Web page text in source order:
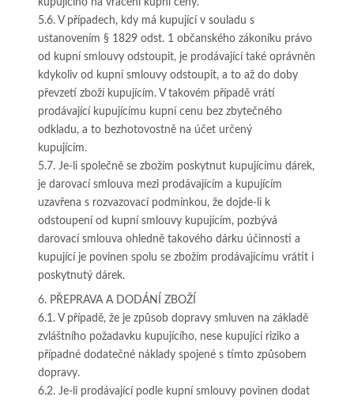
kupujícího na vrácení kupní ceny.
5.6. V případech, kdy má kupující v souladu s
ustanovením § 1829 odst. 1 občanského zákoníku právo
od kupní smlouvy odstoupit, je prodávající také oprávněn
kdykoliv od kupní smlouvy odstoupit, a to až do doby
převzetí zboží kupujícím. V takovém případě vrátí
prodávající kupujícímu kupní cenu bez zbytečného
odkladu, a to bezhotovostně na účet určený
kupujícím.
5.7. Je-li společně se zbožím poskytnut kupujícímu dárek,
je darovací smlouva mezi prodávajícím a kupujícím
uzavřena s rozvazovací podmínkou, že dojde-li k
odstoupení od kupní smlouvy kupujícím, pozbývá
darovací smlouva ohledně takového dárku účinnosti a
kupující je povinen spolu se zbožím prodávajícímu vrátit i
poskytnutý dárek.
6. PŘEPRAVA A DODÁNÍ ZBOŽÍ
6.1. V případě, že je způsob dopravy smluven na základě
zvláštního požadavku kupujícího, nese kupující riziko a
případné dodatečné náklady spojené s tímto způsobem
dopravy.
6.2. Je-li prodávající podle kupní smlouvy povinen dodat